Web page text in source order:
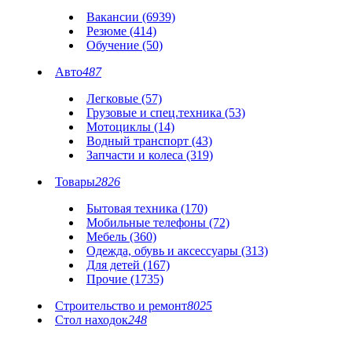
Вакансии (6939)
Резюме (414)
Обучение (50)
Авто487
Легковые (57)
Грузовые и спец.техника (53)
Мотоциклы (14)
Водный транспорт (43)
Запчасти и колеса (319)
Товары2826
Бытовая техника (170)
Мобильные телефоны (72)
Мебель (360)
Одежда, обувь и аксессуары (313)
Для детей (167)
Прочие (1735)
Строительство и ремонт8025
Стол находок248